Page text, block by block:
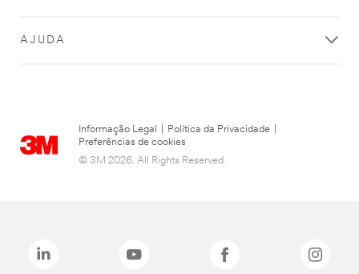
AJUDA
Informação Legal Política da Privacidade
Preferências de cookies
© 3M 2026. All Rights Reserved.